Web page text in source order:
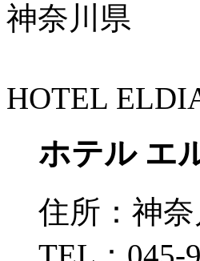
神奈川県
HOTEL
ホテル エ
住所： 神